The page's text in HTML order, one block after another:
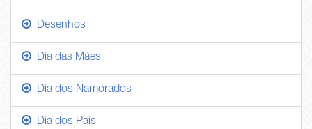
Desenhos
Dia das Mães
Dia dos Namorados
Dia dos Pais